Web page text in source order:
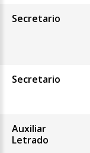
Secretario
Secretario
Auxiliar
Letrado